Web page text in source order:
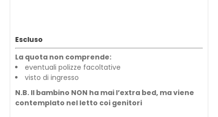
Escluso
La quota non comprende:
eventuali polizze facoltative
visto di ingresso
N.B. Il bambino NON ha mai l’extra bed, ma viene
contemplato nel letto coi genitori